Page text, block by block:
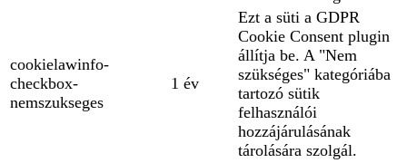
cookielawinfo-
checkbox-
nemszukseges
1 év
Ezt a süti a GDPR
Cookie Consent plugin
állítja be. A "Nem
szükséges" kategóriába
tartozó sütik
felhasználói
hozzájárulásának
tárolására szolgál.